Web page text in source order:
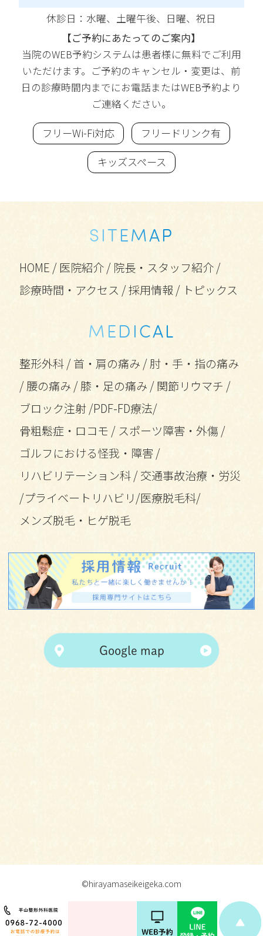
休診日：水曜、土曜午後、日曜、祝日
【ご予約にあたってのご案内】
当院のWEB予約システムは患者様に無料でご利用
いただけます。ご予約のキャンセル・変更は、前
日の診療時間内までにお電話またはWEB予約より
ご連絡ください。
フリーWi-Fi対応
フリードリンク有
キッズスペース
SITEMAP
HOME /医院紹介/ 院長・スタッフ紹介/
診療時間・アクセス /採用情報 / トピックス
MEDICAL
整形外科/首・肩の痛み /肘・手・指の痛み
/腰の痛み /膝・足の痛み /関節リウマチ /
ブロック注射/PDF-FD療法/
骨粗鬆症・ロコモ / スポーツ障害・外傷 /
ゴルフにおける怪我・障害 /
リハビリテーション科/交通事故治療・労災
/プライベートリハビリ/医療脱毛科/
メンズ脱毛・ヒゲ脱毛
Google map
©hirayamaseikeigeka.com